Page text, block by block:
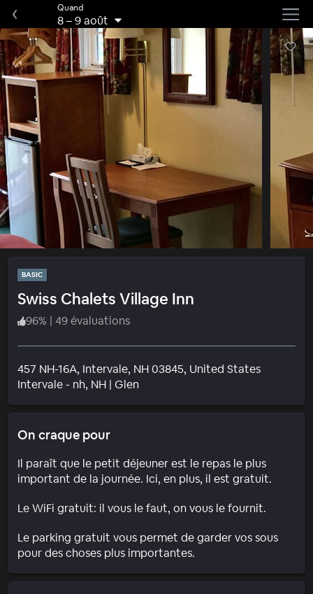
Quand
8–9 août
BASIC
Swiss Chalets Village Inn
96% | 49 évaluations
457 NH-16A, Intervale, NH 03845, United States
Intervale - nh, NH | GlenQuartier
On craque pour
Il paraît que le petit déjeuner est le repas le plus
important de la journée. Ici, en plus, il est gratuit.
Le WiFi gratuit: il vous le faut, on vous le fournit.
Le parking gratuit vous permet de garder vos sous
pour des choses plus importantes.